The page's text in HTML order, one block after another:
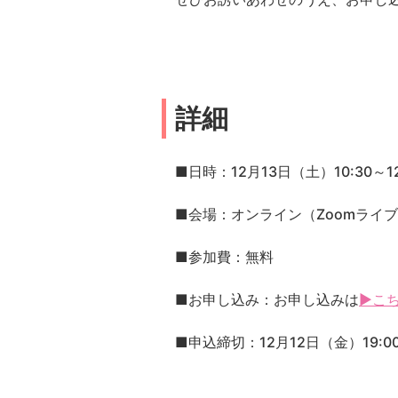
詳細
■日時：12月13日（土）10:30～
■会場：オンライン（Zoomライブ
■参加費：無料
■お申し込み：お申し込みは▶こ
■申込締切：12月12日（金）